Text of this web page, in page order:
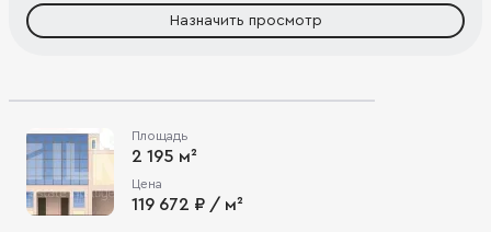
Назначить просмотр
Площадь
2 195 м²
Цена
119 672 ₽ / м²